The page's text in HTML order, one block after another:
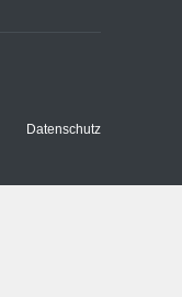
Datenschutz